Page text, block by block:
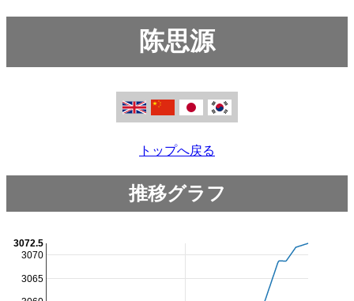
陈思源
トップへ戻る
推移グラフ
3065
3070
3072.5